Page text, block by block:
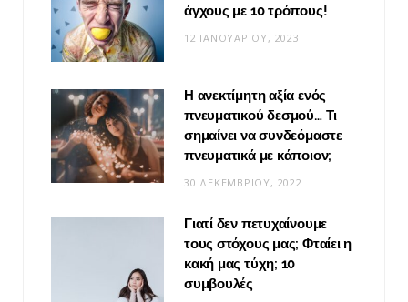
άγχους με 10 τρόπους!
12 ΙΑΝΟΥΑΡΊΟΥ, 2023
Η ανεκτίμητη αξία ενός
πνευματικού δεσμού… Τι
σημαίνει να συνδεόμαστε
πνευματικά με κάποιον;
30 ΔΕΚΕΜΒΡΊΟΥ, 2022
Γιατί δεν πετυχαίνουμε
τους στόχους μας; Φταίει η
κακή μας τύχη; 10
συμβουλές